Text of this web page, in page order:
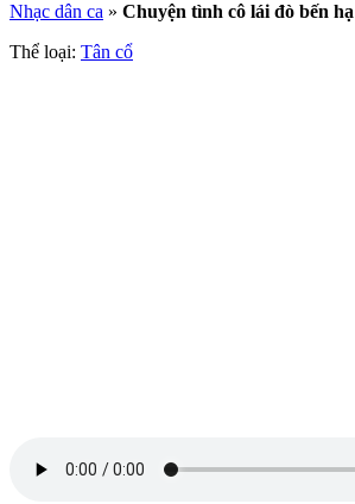
Nhạc dân ca » Chuyện tình cô lái đò bến hạ
Thể loại: Tân cổ